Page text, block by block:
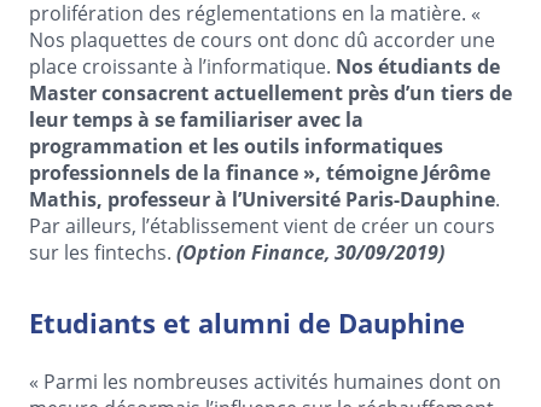
prolifération des réglementations en la matière. «
Nos plaquettes de cours ont donc dû accorder une
place croissante à l’informatique. Nos étudiants de
Master consacrent actuellement près d’un tiers de
leur temps à se familiariser avec la
programmation et les outils informatiques
professionnels de la finance », témoigne Jérôme
Mathis, professeur à l’Université Paris-Dauphine.
Par ailleurs, l’établissement vient de créer un cours
sur les fintechs. (Option Finance, 30/09/2019)
Etudiants et alumni de Dauphine
« Parmi les nombreuses activités humaines dont on